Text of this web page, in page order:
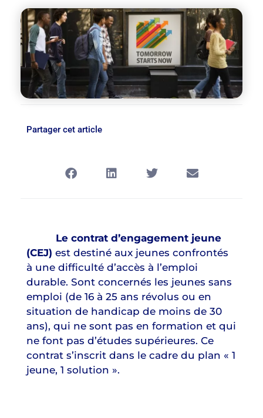
Partager cet article
Le contrat d’engagement jeune
(CEJ) est destiné aux jeunes confrontés
à une difficulté d’accès à l’emploi
durable. Sont concernés les jeunes sans
emploi (de 16 à 25 ans révolus ou en
situation de handicap de moins de 30
ans), qui ne sont pas en formation et qui
ne font pas d’études supérieures. Ce
contrat s’inscrit dans le cadre du plan « 1
jeune, 1 solution ».